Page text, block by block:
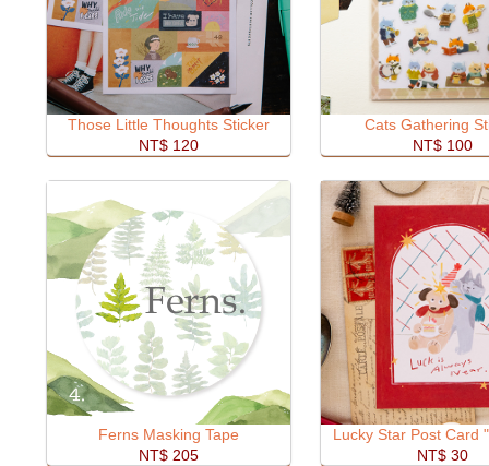
Those Little Thoughts Sticker
NT$ 120
Cats Gathering
NT$ 100
Ferns Masking Tape
NT$ 205
Lucky Star Post Card
NT$ 30